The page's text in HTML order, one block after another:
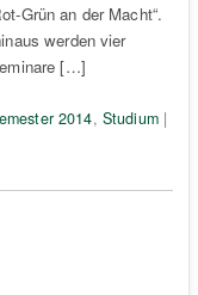
Grün an der Macht“.
werden vier
[…]
2014, Studium|